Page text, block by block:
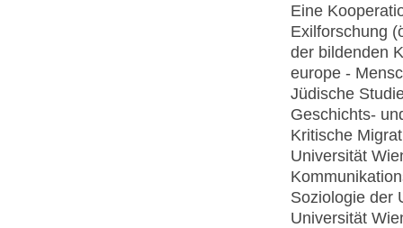
Eine
Exilforschung
der bildenden
europe -
Jüdische
Geschichts-
Kritische
Universität
Soziologie der
Universität